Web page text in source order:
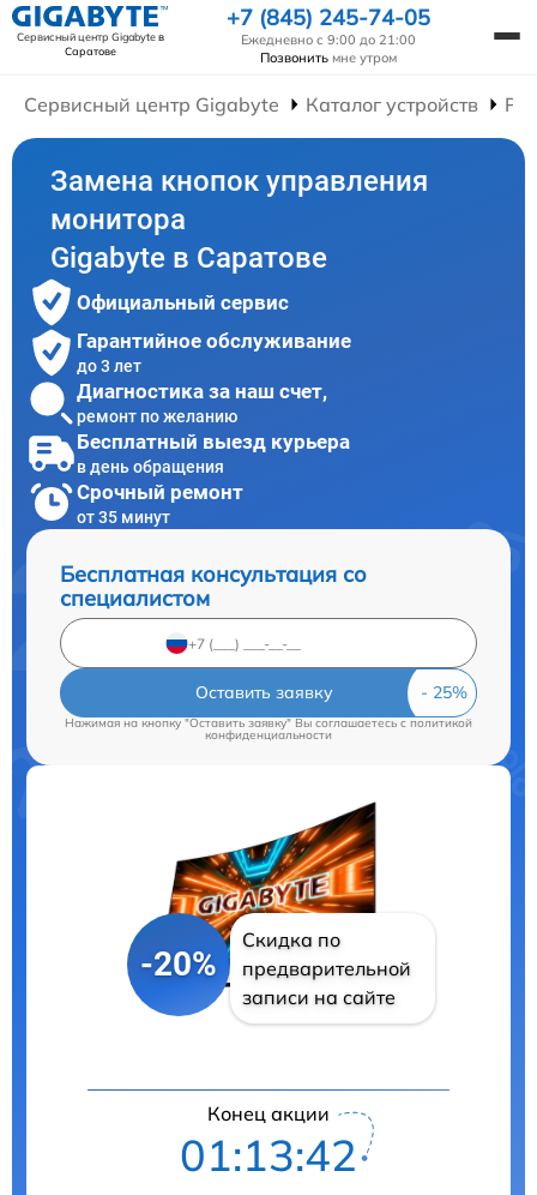
Сервисный центр Gigabyteв
Саратове
+7 (845) 245-74-05
Ежедневно с 9:00 до 21:00
Позвонить мне утром
Сервисный центр Gigabyte Каталог устройств
Замена кнопок управления
монитора
Gigabyte в Саратове
Официальный сервис
Гарантийное обслуживание
до 3 лет
Диагностика за наш счет,
ремонт по желанию
Бесплатный выезд курьера
в день обращения
Срочный ремонт
от 35 минут
Бесплатная консультация со
специалистом
Оставить заявку
Нажимая на кнопку "Оставить заявку" Вы соглашаетесь cполитикой
конфиденциальности
-20%
Скидка по
предварительной
записи на сайте
Конец акции
01:13:41